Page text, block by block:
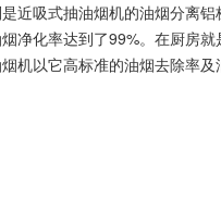
近吸式抽油烟机的油烟分离
净化率达到了99%。在厨房
机以它高标准的油烟去除率